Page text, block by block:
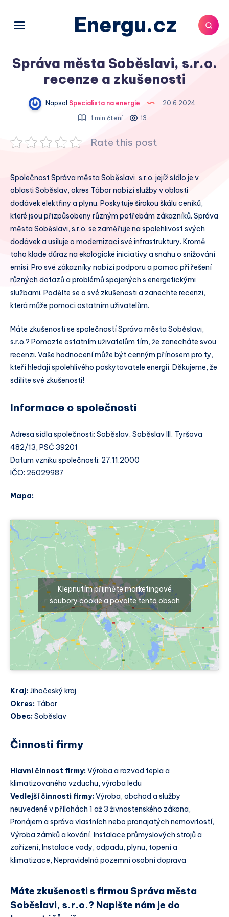
Energu.cz
Správa města Soběslavi, s.r.o.
recenze a zkušenosti
Napsal Specialista na energie
20.6.2024
1 min čtení
13
Rate this post
Společnost Správa města Soběslavi, s.r.o. jejíž sídlo je v
oblasti Soběslav, okres Tábor nabízí služby v oblasti
dodávek elektřiny a plynu. Poskytuje širokou škálu ceníků,
které jsou přizpůsobeny různým potřebám zákazníků. Správa
města Soběslavi, s.r.o. se zaměřuje na spolehlivost svých
dodávek a usiluje o modernizaci své infrastruktury. Kromě
toho klade důraz na ekologické iniciativy a snahu o snižování
emisí. Pro své zákazníky nabízí podporu a pomoc při řešení
různých dotazů a problémů spojených s energetickými
službami. Podělte se o své zkušenosti a zanechte recenzi,
která může pomoci ostatním uživatelům.
Máte zkušenosti se společností Správa města Soběslavi,
s.r.o.? Pomozte ostatním uživatelům tím, že zanecháte svou
recenzi. Vaše hodnocení může být cenným přínosem pro ty,
kteří hledají spolehlivého poskytovatele energií. Děkujeme, že
sdílíte své zkušenosti!
Informace o společnosti
Adresa sídla společnosti: Soběslav, Soběslav III, Tyršova
482/13, PSČ 39201
Datum vzniku společnosti: 27.11.2000
IČO: 26029987
Mapa:
Klepnutím přijměte marketingové
soubory cookie a povolte tento obsah
Kraj:Jihočeský kraj
Okres: Tábor
Obec:Soběslav
Činnosti firmy
Hlavní činnost firmy:Výroba a rozvod tepla a
klimatizovaného vzduchu, výroba ledu
Vedlejší činnosti firmy:Výroba, obchod a služby
neuvedené v přílohách 1 až 3 živnostenského zákona,
Pronájem a správa vlastních nebo pronajatých nemovitostí,
Výroba zámků a kování, Instalace průmyslových strojů a
zařízení, Instalace vody, odpadu, plynu, topení a
klimatizace, Nepravidelná pozemní osobní doprava
Máte zkušenosti s firmou Správa města
Soběslavi, s.r.o.? Napište nám je do